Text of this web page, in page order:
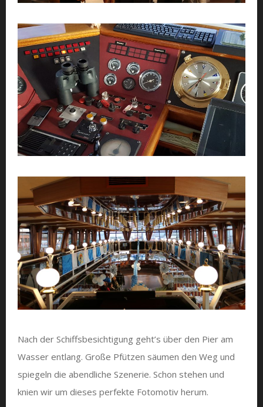
Nach der Schiffsbesichtigung geht’s über den Pier am
Wasser entlang. Große Pfützen säumen den Weg und
spiegeln die abendliche Szenerie. Schon stehen und
knien wir um dieses perfekte Fotomotiv herum.